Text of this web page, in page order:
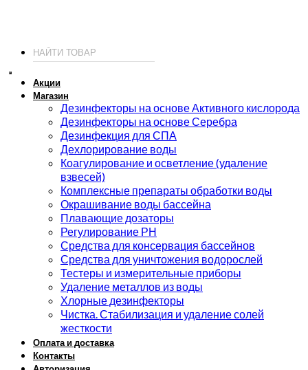
Акции
Магазин
Дезинфекторы на основе Активного кислорода
Дезинфекторы на основе Серебра
Дезинфекция для СПА
Дехлорирование воды
Коагулирование и осветление (удаление
взвесей)
Комплексные препараты обработки воды
Окрашивание воды бассейна
Плавающие дозаторы
Регулирование РН
Средства для консервация бассейнов
Средства для уничтожения водорослей
Тестеры и измерительные приборы
Удаление металлов из воды
Хлорные дезинфекторы
Чистка. Стабилизация и удаление солей
жесткости
Оплата и доставка
Контакты